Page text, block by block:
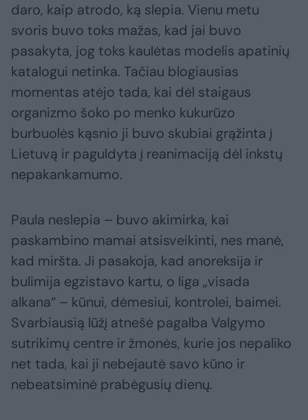
daro, kaip atrodo, ką slepia. Vienu metu
svoris buvo toks mažas, kad jai buvo
pasakyta, jog toks kaulėtas modelis apatinių
katalogui netinka. Tačiau blogiausias
momentas atėjo tada, kai dėl staigaus
organizmo šoko po menko kukurūzo
burbuolės kąsnio ji buvo skubiai grąžinta į
Lietuvą ir paguldyta į reanimaciją dėl inkstų
nepakankamumo.
Paula neslepia – buvo akimirka, kai
paskambino mamai atsisveikinti, nes manė,
kad miršta. Ji pasakoja, kad anoreksija ir
bulimija egzistavo kartu, o liga „visada
alkana“ – kūnui, dėmesiui, kontrolei, baimei.
Svarbiausią lūžį atnešė pagalba Valgymo
sutrikimų centre ir žmonės, kurie jos nepaliko
net tada, kai ji nebejautė savo kūno ir
nebeatsiminė prabėgusių dienų.